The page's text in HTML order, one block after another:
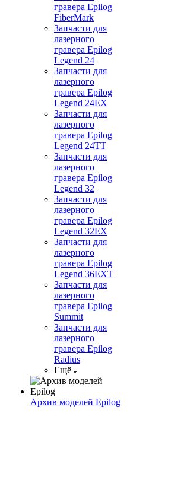
гравера Epilog
FiberMark
Запчасти для
лазерного
гравера Epilog
Legend 24
Запчасти для
лазерного
гравера Epilog
Legend 24EX
Запчасти для
лазерного
гравера Epilog
Legend 24TT
Запчасти для
лазерного
гравера Epilog
Legend 32
Запчасти для
лазерного
гравера Epilog
Legend 32EX
Запчасти для
лазерного
гравера Epilog
Legend 36EXT
Запчасти для
лазерного
гравера Epilog
Summit
Запчасти для
лазерного
гравера Epilog
Radius
Ещё
Архив моделей Epilog